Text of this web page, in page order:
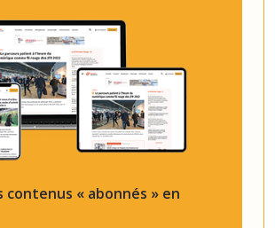
contenus « abonnés » en